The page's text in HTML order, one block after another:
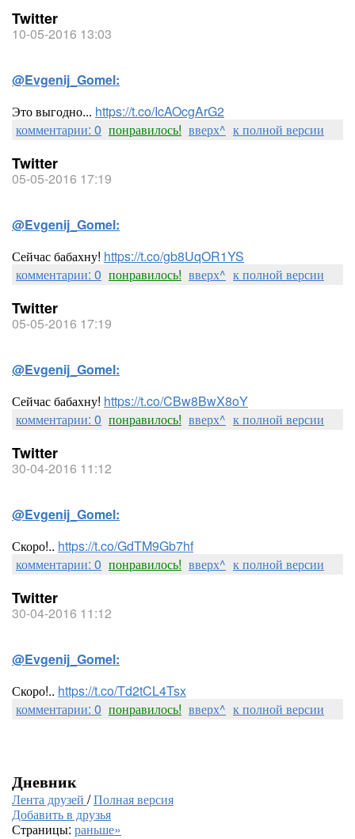
Twitter
10-05-2016 13:03
@Evgenij_Gomel:
Это выгодно... https://t.co/IcAOcgArG2
комментарии: 0 понравилось! вверх^ к полной версии
Twitter
05-05-2016 17:19
@Evgenij_Gomel:
Сейчас бабахну! https://t.co/gb8UqOR1YS
комментарии: 0 понравилось! вверх^ к полной версии
Twitter
05-05-2016 17:19
@Evgenij_Gomel:
Сейчас бабахну! https://t.co/CBw8BwX8oY
комментарии: 0 понравилось! вверх^ к полной версии
Twitter
30-04-2016 11:12
@Evgenij_Gomel:
Скоро!.. https://t.co/GdTM9Gb7hf
комментарии: 0 понравилось! вверх^ к полной версии
Twitter
30-04-2016 11:12
@Evgenij_Gomel:
Скоро!.. https://t.co/Td2tCL4Tsx
комментарии: 0 понравилось! вверх^ к полной версии
Дневник
Лента друзей /Полная версия
Добавить в друзья
Страницы: раньше»